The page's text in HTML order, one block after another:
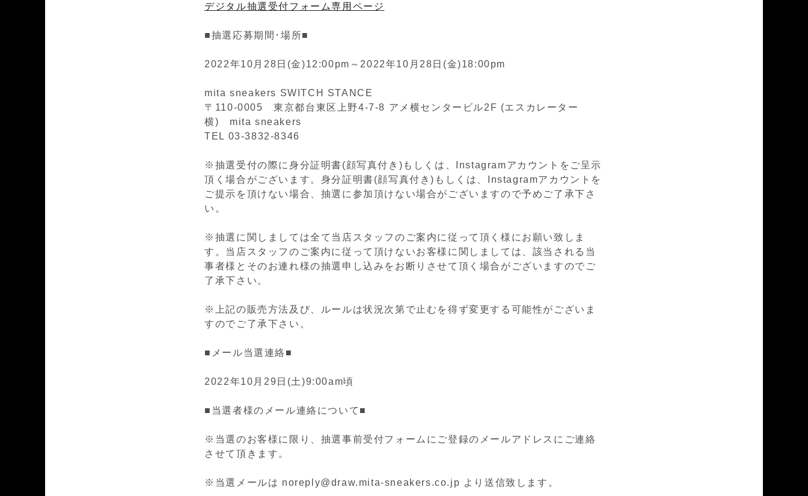
デジタル抽選受付フォーム専用ページ
■抽選応募期間･場所■
2022年10月28日(金)12:00pm～2022年10月28日(金)18:00pm
mita sneakers SWITCH STANCE
〒110-0005 東京都台東区上野4-7-8 アメ横センタービル2F (エスカレーター
横) mita sneakers
TEL 03-3832-8346
※抽選受付の際に身分証明書(顔写真付き)もしくは、Instagramアカウントをご呈示
頂く場合がございます。身分証明書(顔写真付き)もしくは、Instagramアカウントを
ご提示を頂けない場合、抽選に参加頂けない場合がございますので予めご了承下さ
い。
※抽選に関しましては全て当店スタッフのご案内に従って頂く様にお願い致しま
す。当店スタッフのご案内に従って頂けないお客様に関しましては、該当される当
事者様とそのお連れ様の抽選申し込みをお断りさせて頂く場合がございますのでご
了承下さい。
※上記の販売方法及び、ルールは状況次第で止むを得ず変更する可能性がございま
すのでご了承下さい。
■メール当選連絡■
2022年10月29日(土)9:00am頃
■当選者様のメール連絡について■
※当選のお客様に限り、抽選事前受付フォームにご登録のメールアドレスにご連絡
させて頂きます。
※当選メールは noreply@draw.mita-sneakers.co.jp より送信致します。